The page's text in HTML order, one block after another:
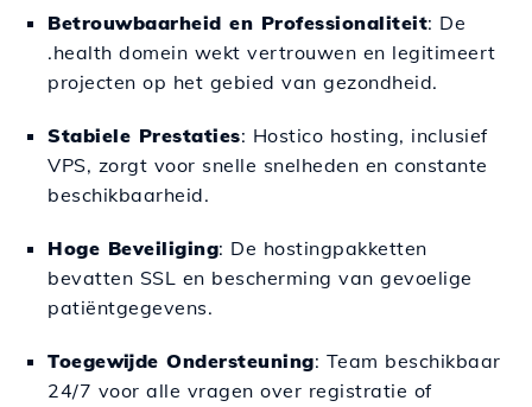
Betrouwbaarheid en Professionaliteit: De
.health domein wekt vertrouwen en legitimeert
projecten op het gebied van gezondheid.
Stabiele Prestaties: Hostico hosting, inclusief
VPS, zorgt voor snelle snelheden en constante
beschikbaarheid.
Hoge Beveiliging: De hostingpakketten
bevatten SSL en bescherming van gevoelige
patiëntgegevens.
Toegewijde Ondersteuning: Team beschikbaar
24/7 voor alle vragen over registratie of